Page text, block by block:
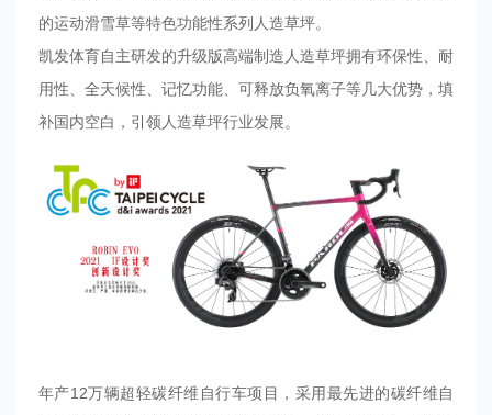
的运动滑雪草等特色功能性系列人造草坪。
凯发体育自主研发的升级版高端制造人造草坪拥有环保性、耐
用性、全天候性、记忆功能、可释放负氧离子等几大优势，填
补国内空白，引领人造草坪行业发展。
年产12万辆超轻碳纤维自行车项目，采用最先进的碳纤维自